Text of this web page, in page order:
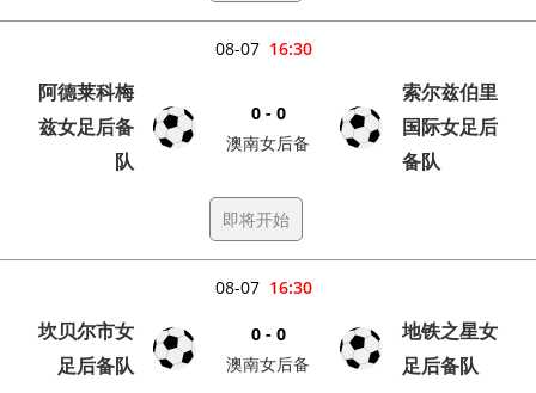
16:30
08-07
阿德莱科梅
兹女足后备
队
0 - 0
澳南女后备
索尔兹伯里
国际女足后
备队
即将开始
16:30
08-07
坎贝尔市女
足后备队
0 - 0
澳南女后备
地铁之星女
足后备队